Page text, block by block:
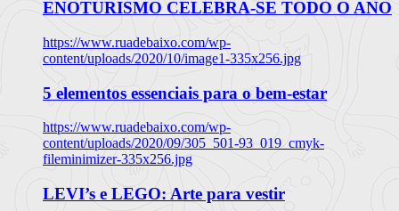
ENOTURISMO CELEBRA-SE TODO O ANO
https://www.ruadebaixo.com/wp-
content/uploads/2020/10/image1-335x256.jpg
5 elementos essenciais para o bem-estar
https://www.ruadebaixo.com/wp-
content/uploads/2020/09/305_501-93_019_cmyk-
fileminimizer-335x256.jpg
LEVI’s e LEGO: Arte para vestir